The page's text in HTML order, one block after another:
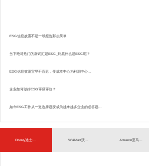
ESG信息披露不是一纸报告那么简单
当下绝对热门的新词汇是ESG_到底什么是ESG呢？
ESG信息披露宜早不宜迟，变成本中心为利润中心...
企业如何做好ESG评级评价？
如今ESG工作从一道选择题变成为越来越多企业的必答题...
Disney迪士... WalMart沃... Amazon亚马...